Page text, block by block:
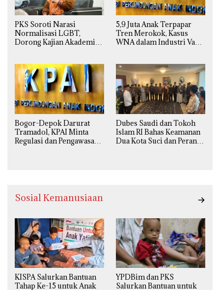
PKS Soroti Narasi
Normalisasi LGBT,
Dorong Kajian Akademik
Agama
5,9 Juta Anak Terpapar
Tren Merokok, Kasus
WNA dalam Industri Vape
Bogor-Depok Darurat
Tramadol, KPAI Minta
Regulasi dan Pengawasan
Dubes Saudi dan Tokoh
Islam RI Bahas Keamanan
Dua Kota Suci dan Peran
Sosial Kemanusiaan
KISPA Salurkan Bantuan
Tahap Ke-15 untuk Anak
YPDBim dan PKS
Salurkan Bantuan untuk